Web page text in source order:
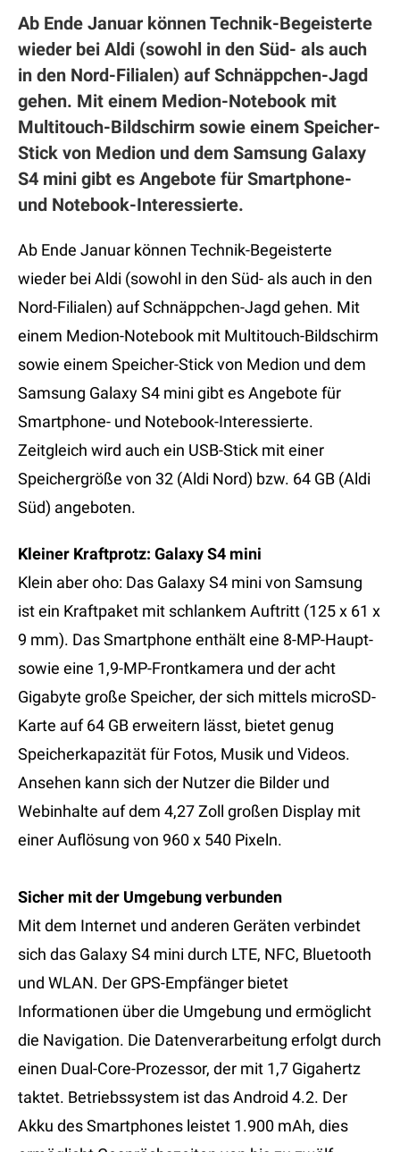
Ab Ende Januar können Technik-Begeisterte
wieder bei Aldi (sowohl in den Süd- als auch
in den Nord-Filialen) auf Schnäppchen-Jagd
gehen. Mit einem Medion-Notebook mit
Multitouch-Bildschirm sowie einem Speicher-
Stick von Medion und dem Samsung Galaxy
S4 mini gibt es Angebote für Smartphone-
und Notebook-Interessierte.
Ab Ende Januar können Technik-Begeisterte
wieder bei Aldi (sowohl in den Süd- als auch in den
Nord-Filialen) auf Schnäppchen-Jagd gehen. Mit
einem Medion-Notebook mit Multitouch-Bildschirm
sowie einem Speicher-Stick von Medion und dem
Samsung Galaxy S4 mini gibt es Angebote für
Smartphone- und Notebook-Interessierte.
Zeitgleich wird auch ein USB-Stick mit einer
Speichergröße von 32 (Aldi Nord) bzw. 64 GB (Aldi
Süd) angeboten.
Kleiner Kraftprotz: Galaxy S4 mini
Klein aber oho: Das Galaxy S4 mini von Samsung
ist ein Kraftpaket mit schlankem Auftritt (125 x 61 x
9 mm). Das Smartphone enthält eine 8-MP-Haupt-
sowie eine 1,9-MP-Frontkamera und der acht
Gigabyte große Speicher, der sich mittels microSD-
Karte auf 64 GB erweitern lässt, bietet genug
Speicherkapazität für Fotos, Musik und Videos.
Ansehen kann sich der Nutzer die Bilder und
Webinhalte auf dem 4,27 Zoll großen Display mit
einer Auflösung von 960 x 540 Pixeln.
Sicher mit der Umgebung verbunden
Mit dem Internet und anderen Geräten verbindet
sich das Galaxy S4 mini durch LTE, NFC, Bluetooth
und WLAN. Der GPS-Empfänger bietet
Informationen über die Umgebung und ermöglicht
die Navigation. Die Datenverarbeitung erfolgt durch
einen Dual-Core-Prozessor, der mit 1,7 Gigahertz
taktet. Betriebssystem ist das Android 4.2. Der
Akku des Smartphones leistet 1.900 mAh, dies